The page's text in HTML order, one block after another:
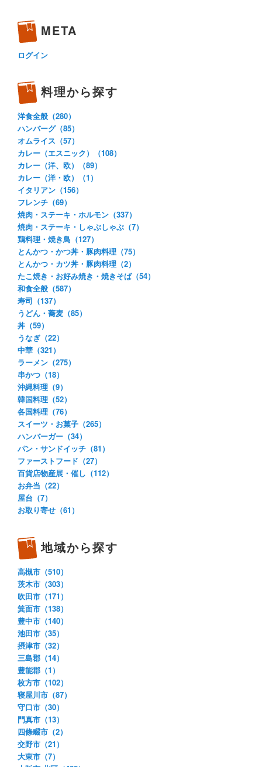
META
ログイン
料理から探す
洋食全般（280）
ハンバーグ（85）
オムライス（57）
カレー（エスニック）（108）
カレー（洋、欧）（89）
カレー（洋・欧）（1）
イタリアン（156）
フレンチ（69）
焼肉・ステーキ・ホルモン（337）
焼肉・ステーキ・しゃぶしゃぶ（7）
鶏料理・焼き鳥（127）
とんかつ・かつ丼・豚肉料理（75）
とんかつ・カツ丼・豚肉料理（2）
たこ焼き・お好み焼き・焼きそば（54）
和食全般（587）
寿司（137）
うどん・蕎麦（85）
丼（59）
うなぎ（22）
中華（321）
ラーメン（275）
串かつ（18）
沖縄料理（9）
韓国料理（52）
各国料理（76）
スイーツ・お菓子（265）
ハンバーガー（34）
パン・サンドイッチ（81）
ファーストフード（27）
百貨店物産展・催し（112）
お弁当（22）
屋台（7）
お取り寄せ（61）
地域から探す
高槻市（510）
茨木市（303）
吹田市（171）
箕面市（138）
豊中市（140）
池田市（35）
摂津市（32）
三島郡（14）
豊能郡（1）
枚方市（102）
寝屋川市（87）
守口市（30）
門真市（13）
四條畷市（2）
交野市（21）
大東市（7）